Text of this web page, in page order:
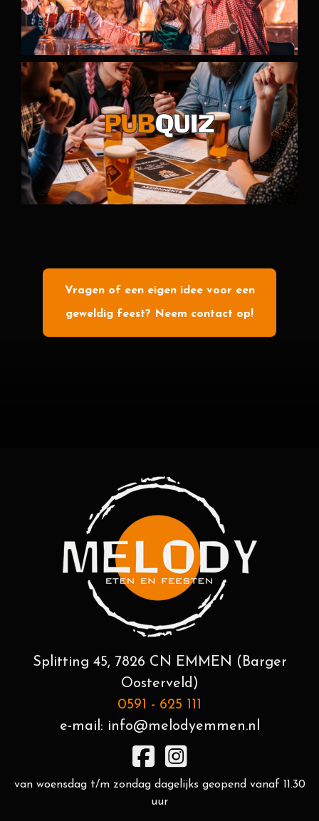
PUBQUIZ
Vragen of een eigen idee voor een
geweldig feest? Neem contact op!
Splitting 45, 7826 CN EMMEN (Barger
Oosterveld)
0591 - 625 111
e-mail: info@melodyemmen.nl
van woensdag t/m zondag dagelijks geopend vanaf 11.30
uur